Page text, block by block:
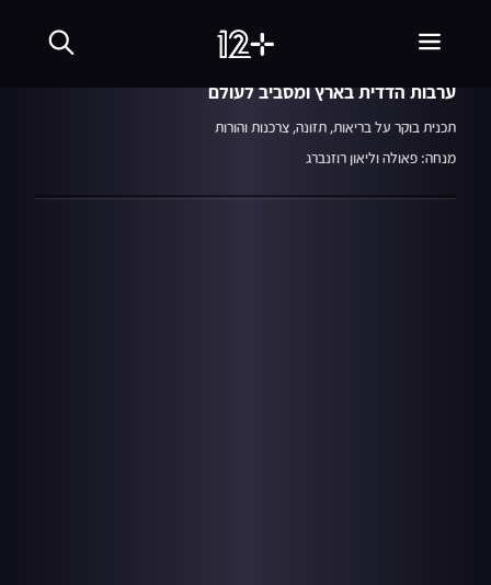
פאולה וליאון
ערבות הדדית בארץ ומסביב לעולם
תכנית בוקר על בריאות, תזונה, צרכנות והורות
מנחה: פאולה וליאון רוזנברג